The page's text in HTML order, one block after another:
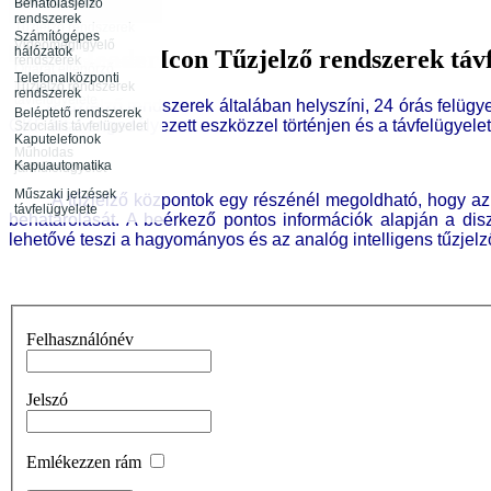
Rendészeti
tevékenység
Rendezvénybiztosítás
Tűzjelző rendszerek
távfelügyelete
Őrjárat ellenőrző
rendszerek
távfelügyelete
Szociális távfelügyelet
Műholdas
járműfelügyelet
Műszaki jelzések
távfelügyelete
Behatolásjelző
rendszerek
Videómegfigyelő
rendszerek
Tűzjelző rendszerek
Beléptető rendszerek
Kaputelefonok
Kapuautomatika
Infokommunikáció
Számítógépes
hálózatok
Telefonalközponti
rendszerek
Tűzjelző rendszerek
A tűzjelző rendszerek általában helyszíni, 24 órás
OKF által engedélyezett eszközzel történjen és a
A tűzjelző központok egy részénél megoldható, hogy az
behatárolását. A beérkező pontos információk alapján a
lehetővé teszi a hagyományos és az analóg intelligens
Felhasználónév
Jelszó
Emlékezzen rám